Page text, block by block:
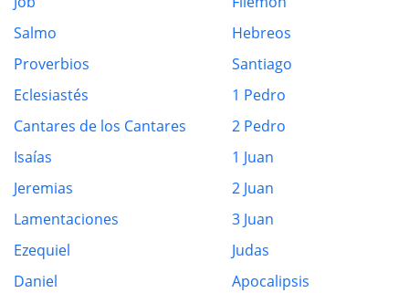
Salmo
Proverbios
Eclesiastés
Cantares de los Cantares
Isaías
Jeremias
Lamentaciones
Ezequiel
Daniel
Hebreos
Santiago
1 Pedro
2 Pedro
1 Juan
2 Juan
3 Juan
Judas
Apocalipsis